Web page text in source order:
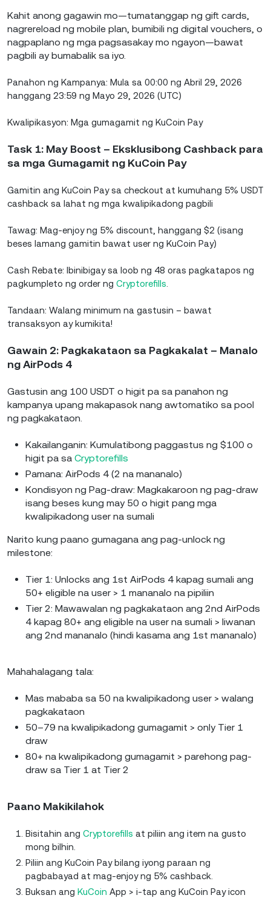
Kahit anong gagawin mo—tumatanggap ng gift cards,
nagrereload ng mobile plan, bumibili ng digital vouchers, o
nagpaplano ng mga pagsasakay mo ngayon—bawat
pagbili ay bumabalik sa iyo.
Panahon ng Kampanya: Mula sa 00:00 ng Abril 29, 2026
hanggang 23:59 ng Mayo 29, 2026 (UTC)
Kwalipikasyon: Mga gumagamit ng KuCoin Pay
Task 1: May Boost – Eksklusibong Cashback para
sa mga Gumagamit ng KuCoin Pay
Gamitin ang KuCoin Pay sa checkout at kumuhang 5% USDT
cashback sa lahat ng mga kwalipikadong pagbili
Tawag: Mag-enjoy ng 5% discount, hanggang $2 (isang
beses lamang gamitin bawat user ng KuCoin Pay)
Cash Rebate: Ibinibigay sa loob ng 48 oras pagkatapos ng
pagkumpleto ng order ng Cryptorefills
Tandaan: Walang minimum na gastusin – bawat
transaksyon ay kumikita!
Gawain 2: Pagkakataon sa Pagkakalat – Manalo
ng AirPods 4
Gastusin ang 100 USDT o higit pa sa panahon ng
kampanya upang makapasok nang awtomatiko sa pool
ng pagkakataon.
Kakailanganin: Kumulatibong paggastus ng $100 o
higit pa sa Cryptorefills
Pamana: AirPods 4 (2 na mananalo)
Kondisyon ng Pag-draw: Magkakaroon ng pag-draw
isang beses kung may 50 o higit pang mga
kwalipikadong user na sumali
Narito kung paano gumagana ang pag-unlock ng
milestone:
Tier 1: Unlocks ang 1st AirPods 4 kapag sumali ang
50+ eligible na user > 1 mananalo na pipiliin
Tier 2: Mawawalan ng pagkakataon ang 2nd AirPods
4 kapag 80+ ang eligible na user na sumali > Iiwanan
ang 2nd mananalo (hindi kasama ang 1st mananalo)
Mahahalagang tala:
Mas mababa sa 50 na kwalipikadong user > walang
pagkakataon
50–79 na kwalipikadong gumagamit > only Tier 1
draw
80+ na kwalipikadong gumagamit > parehong pag-
draw sa Tier 1 at Tier 2
Paano Makikilahok
Bisitahin ang Cryptorefills at piliin ang item na gusto
mong bilhin.
Piliin ang KuCoin Pay bilang iyong paraan ng
pagbabayad at mag-enjoy ng 5% cashback.
Buksan ang KuCoin App > i-tap ang KuCoin Pay icon